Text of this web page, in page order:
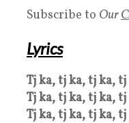
Subscribe to Our
Lyrics
Tj ka, tj ka, tj ka, tj
Tj ka, tj ka, tj ka, tj
Tj ka, tj ka, tj ka, tj